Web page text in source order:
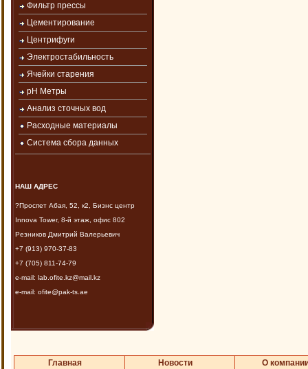
Фильтр прессы
Цементирование
Центрифуги
Электростабильность
Ячейки старения
рН Метры
Анализ сточных вод
Расходные материалы
Система сбора данных
НАШ АДРЕС
?Проспет Абая, 52, к2, Бизнс центр
Innova Tower, 8-й этаж, офис 802
Резников Дмитрий Валерьевич
+7 (913) 970-37-83
+7 (705) 811-74-79
e-mail: lab.ofite.kz@mail.kz
e-mail: ofite@pak-ts.ae
Главная Новости О